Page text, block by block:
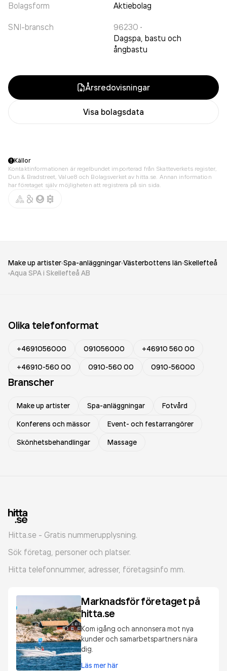
Bolagsform Aktiebolag
SNI-bransch 96230 ·
Dagspa, bastu och
ångbastu
Årsredovisningar
Visa bolagsdata
Källor
Kontaktinformationen är regelbundet importerad från Skatteverkets register,
Dun & Bradstreet, Value8 och Bolagsverket av hitta.se. Annan information
har företaget själv möjligheten att registrera på sin sida.
Make up artister Spa-anläggningar Västerbottens län Skellefteå
Aqua SPA i Skellefteå AB
Olika telefonformat
+4691056000 091056000
+46910 560 00
+46910-560 00
0910-560 00 0910-56000
Branscher
Make up artister Spa-anläggningar
Fotvård
Konferens och mässor
Event- och festarrangörer
Skönhetsbehandlingar
Massage
Hitta.se - Gratis nummerupplysning.
Sök företag, personer och platser.
Hitta telefonnummer, adresser, företagsinfo mm.
Marknadsför företaget på
hitta.se
Kom igång och annonsera mot nya
kunder och samarbetspartners nära
dig.
Läs mer här